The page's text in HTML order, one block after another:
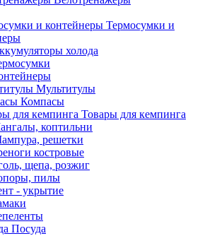
Термосумки и
холода
Мультитулы
Компасы
Товары для кемпинга
коптильни
решетки
костровые
щепа, розжиг
пилы
- укрытие
Посуда